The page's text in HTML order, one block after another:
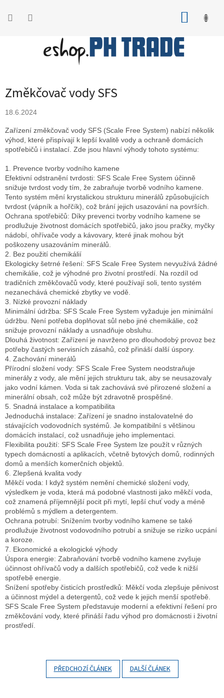
obsah
Změkčovač vody SFS
18.6.2024
Zařízení změkčovač vody SFS (Scale Free System) nabízí několik
výhod, které přispívají k lepší kvalitě vody a ochraně domácích
spotřebičů i instalací. Zde jsou hlavní výhody tohoto systému:
1. Prevence tvorby vodního kamene
Efektivní odstranění tvrdosti: SFS Scale Free System účinně
snižuje tvrdost vody tím, že zabraňuje tvorbě vodního kamene.
Tento systém mění krystalickou strukturu minerálů způsobujících
tvrdost (vápník a hořčík), což brání jejich usazování na površích.
Ochrana spotřebičů: Díky prevenci tvorby vodního kamene se
prodlužuje životnost domácích spotřebičů, jako jsou pračky, myčky
nádobí, ohřívače vody a kávovary, které jinak mohou být
poškozeny usazováním minerálů.
2. Bez použití chemikálií
Ekologicky šetrné řešení: SFS Scale Free System nevyužívá žádné
chemikálie, což je výhodné pro životní prostředí. Na rozdíl od
tradičních změkčovačů vody, které používají soli, tento systém
nezanechává chemické zbytky ve vodě.
3. Nízké provozní náklady
Minimální údržba: SFS Scale Free System vyžaduje jen minimální
údržbu. Není potřeba doplňovat sůl nebo jiné chemikálie, což
snižuje provozní náklady a usnadňuje obsluhu.
Dlouhá životnost: Zařízení je navrženo pro dlouhodobý provoz bez
potřeby častých servisních zásahů, což přináší další úspory.
4. Zachování minerálů
Přírodní složení vody: SFS Scale Free System neodstraňuje
minerály z vody, ale mění jejich strukturu tak, aby se neusazovaly
jako vodní kámen. Voda si tak zachovává své přirozené složení a
minerální obsah, což může být zdravotně prospěšné.
5. Snadná instalace a kompatibilita
Jednoduchá instalace: Zařízení je snadno instalovatelné do
stávajících vodovodních systémů. Je kompatibilní s většinou
domácích instalací, což usnadňuje jeho implementaci.
Flexibilita použití: SFS Scale Free System lze použít v různých
typech domácností a aplikacích, včetně bytových domů, rodinných
domů a menších komerčních objektů.
6. Zlepšená kvalita vody
Měkčí voda: I když systém nemění chemické složení vody,
výsledkem je voda, která má podobné vlastnosti jako měkčí voda,
což znamená příjemnější pocit při mytí, lepší chuť vody a méně
problémů s mýdlem a detergentem.
Ochrana potrubí: Snížením tvorby vodního kamene se také
prodlužuje životnost vodovodního potrubí a snižuje se riziko ucpání
a koroze.
7. Ekonomické a ekologické výhody
Úspora energie: Zabraňování tvorbě vodního kamene zvyšuje
účinnost ohřívačů vody a dalších spotřebičů, což vede k nižší
spotřebě energie.
Snížení spotřeby čisticích prostředků: Měkčí voda zlepšuje pěnivost
a účinnost mýdel a detergentů, což vede k jejich menší spotřebě.
SFS Scale Free System představuje moderní a efektivní řešení pro
změkčování vody, které přináší řadu výhod pro domácnosti i životní
prostředí.
PŘEDCHOZÍ ČLÁNEK DALŠÍ ČLÁNEK